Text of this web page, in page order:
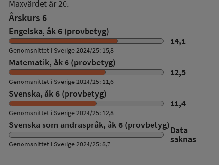
Maxvärdet är 20.
Årskurs 6
Engelska, åk 6 (provbetyg)
14,1
Genomsnittet i Sverige 2024/25: 15,8
Matematik, åk 6 (provbetyg)
12,5
Genomsnittet i Sverige 2024/25: 11,6
Svenska, åk 6 (provbetyg)
11,4
Genomsnittet i Sverige 2024/25: 12,8
Svenska som andraspråk, åk 6 (provbetyg)Data
saknas
Genomsnittet i Sverige 2024/25: 8,7